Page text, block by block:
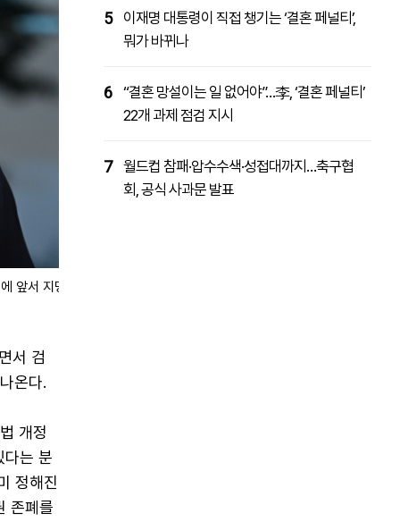
앞서 지명
서 검
온다.
개정
다는 분
정해진
존폐를
5
이재명 대통령이 직접 챙기는 ‘결혼 페널티’,
뭐가 바뀌나
6 “결혼 망설이는 일 없어야”…李, ‘결혼 페널티’
22개 과제 점검 지시
7 월드컵 참패·압수수색·성접대까지…축구협
회, 공식 사과문 발표